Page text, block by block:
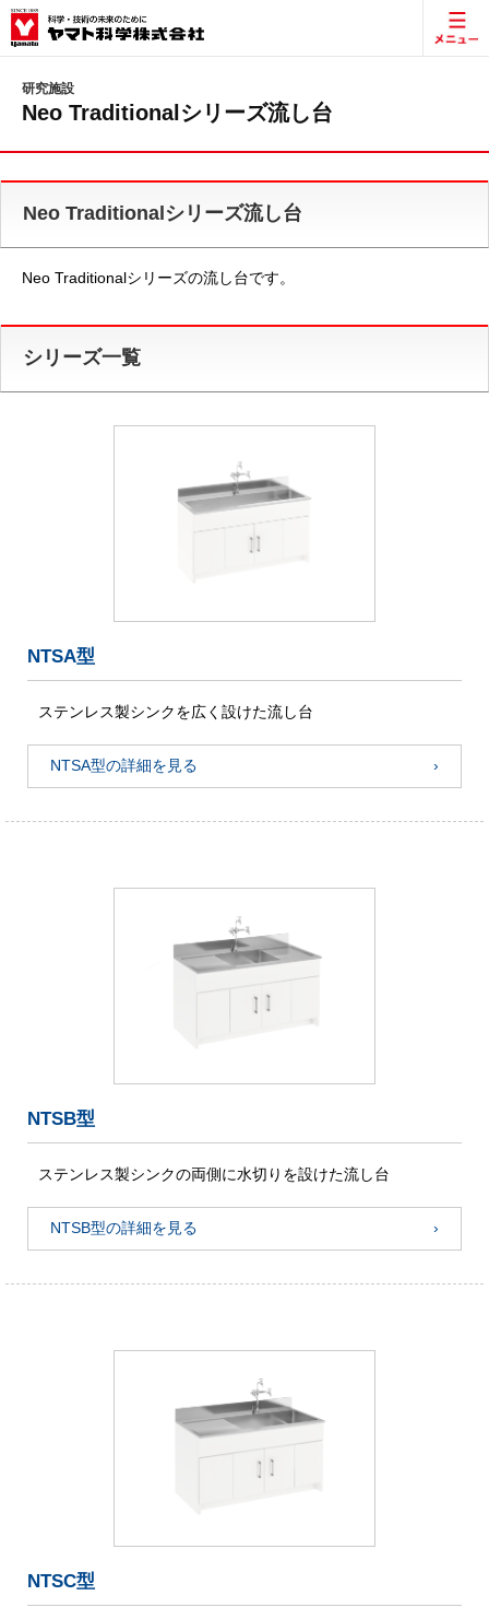
研究施設
Neo Traditionalシリーズ流し台
Neo Traditionalシリーズ流し台
Neo Traditionalシリーズの流し台です。
シリーズ一覧
NTSA型
ステンレス製シンクを広く設けた流し台
NTSA型の詳細を見る
NTSB型
ステンレス製シンクの両側に水切りを設けた流し台
NTSB型の詳細を見る
NTSC型